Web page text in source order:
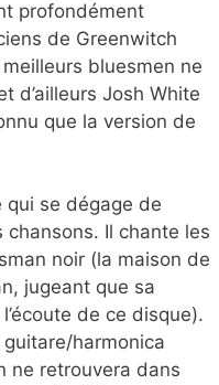
profondément
de Greenwitch
bluesmen ne
d’ailleurs Josh White
que la version de
qui se dégage de
chansons. Il chante les
noir (la maison de
jugeant que sa
de ce disque).
harmonica
ne retrouvera dans